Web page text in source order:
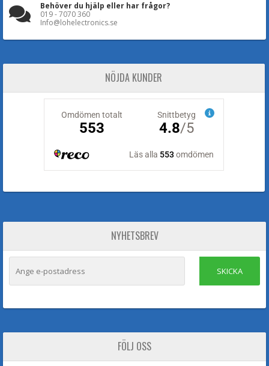
Behöver du hjälp eller har frågor?
019 - 7070 360
Info@lohelectronics.se
NÖJDA KUNDER
NYHETSBREV
SKICKA
FÖLJ OSS